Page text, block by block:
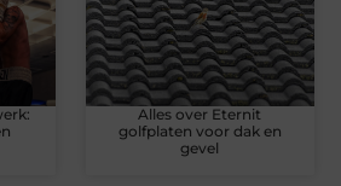
Alles over Eternit
golfplaten voor dak en
gevel